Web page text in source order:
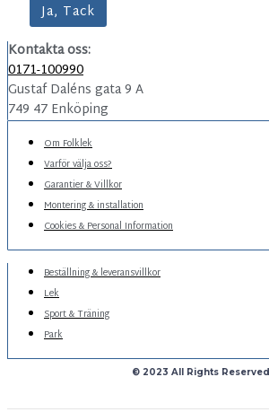
Kontakta oss:
0171-100990
Gustaf Daléns gata 9 A
749 47 Enköping
Om Folklek
Varför välja oss?
Garantier & Villkor
Montering & installation
Cookies & Personal Information
Beställning & leveransvillkor
Lek
Sport & Träning
Park
© 2023 All Rights Reserved